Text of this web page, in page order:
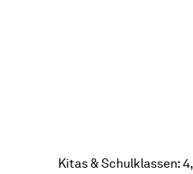
Kitas & Schulklassen: